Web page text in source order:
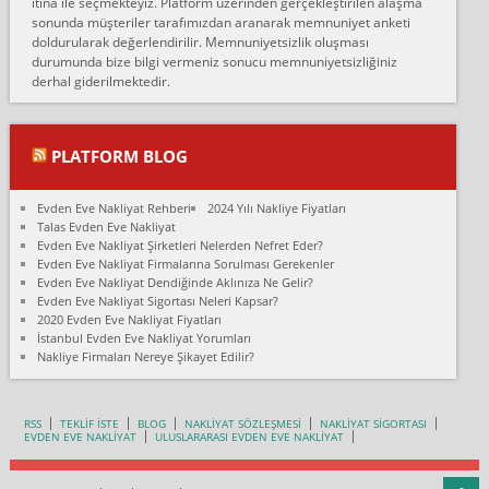
fiyatın mazoto gele...
Fatih kokmese:
Diyarbakır dan eşyamı getirtmek için anlaştım sözleşme yaptım.
Son anda fiyat artırdılar.. mecburiyetten tasittim.. bu kişiler ağrılı
Ali:
olduk. Asansörlü dediler sonra uraya asansör kurulmaz dediler
fark istediler. ortada asa...
Nimet:
Ben 2021 Ağustos ilk haftası Evimi taşıdım yani İstanbul'un bir
Mahallesi'nden bir başka Mahallesi'ne yani Ümraniye bölgesinde
oturuyorum önceleri ara...
Nimet Köse:
Merhaba ben 2021 Ağustos ilk haftası evimi Ümraniye'den Çok
Hancıoğlu naklyatla taşındım...
Karabükden İzmir'e Karabük kardem naklyat la taşındım bir çok
sonunda müşteriler tarafımızdan aranarak memnuniyet anketi
doldurularak değerlendirilir. Memnuniyetsizlik oluşması
durumunda bize bilgi vermeniz sonucu memnuniyetsizliğiniz
derhal giderilmektedir.
PLATFORM BLOG
Evden Eve Nakliyat Rehberi
2024 Yılı Nakliye Fiyatları
Talas Evden Eve Nakliyat
Evden Eve Nakliyat Şirketleri Nelerden Nefret Eder?
Evden Eve Nakliyat Firmalarına Sorulması Gerekenler
Evden Eve Nakliyat Dendiğinde Aklınıza Ne Gelir?
Evden Eve Nakliyat Sigortası Neleri Kapsar?
2020 Evden Eve Nakliyat Fiyatları
İstanbul Evden Eve Nakliyat Yorumları
Nakliye Firmaları Nereye Şikayet Edilir?
RSS TEKLİF İSTE BLOG NAKLİYAT SÖZLEŞMESİ
NAKLİYAT SİGORTASI
EVDEN EVE NAKLİYAT
ULUSLARARASI EVDEN EVE NAKLİYAT